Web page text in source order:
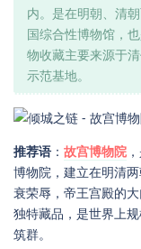
内。是在明朝、清
国综合性博物馆，
物收藏主要来源于
示范基地。
推荐语 ： 故宫博物院
博物院，建立在明清
衰荣辱，帝王宫殿的
独特藏品，是世界上
筑群。